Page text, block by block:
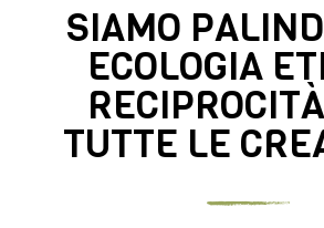
SIAMO
ECOLOGIA
TUTTE LE